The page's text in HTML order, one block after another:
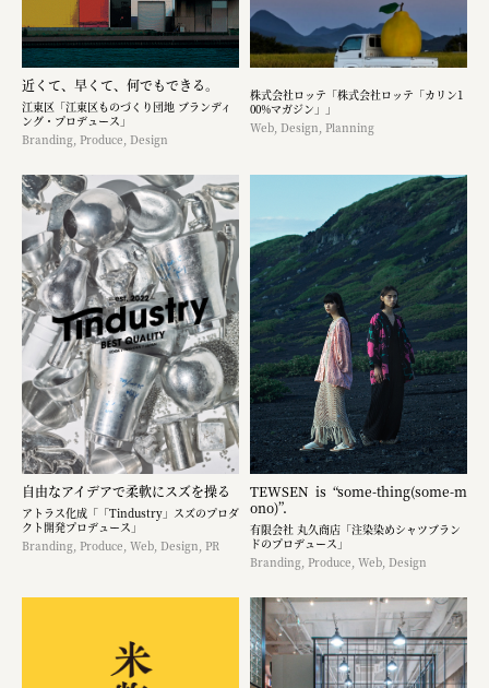
近くて、早くて、何でもできる。
江東区「江東区ものづくり団地 ブランディ
ング・プロデュース」
Branding, Produce, Design
株式会社ロッテ「株式会社ロッテ「カリン1
00%マガジン」」
Web, Design, Planning
自由なアイデアで柔軟にスズを操る
アトラス化成「「Tindustry」スズのプロダ
クト開発プロデュース」
Branding, Produce, Web, Design, PR
TEWSEN is “some-thing(some-m
ono)”.
有限会社 丸久商店「注染染めシャツブラン
ドのプロデュース」
Branding, Produce, Web, Design